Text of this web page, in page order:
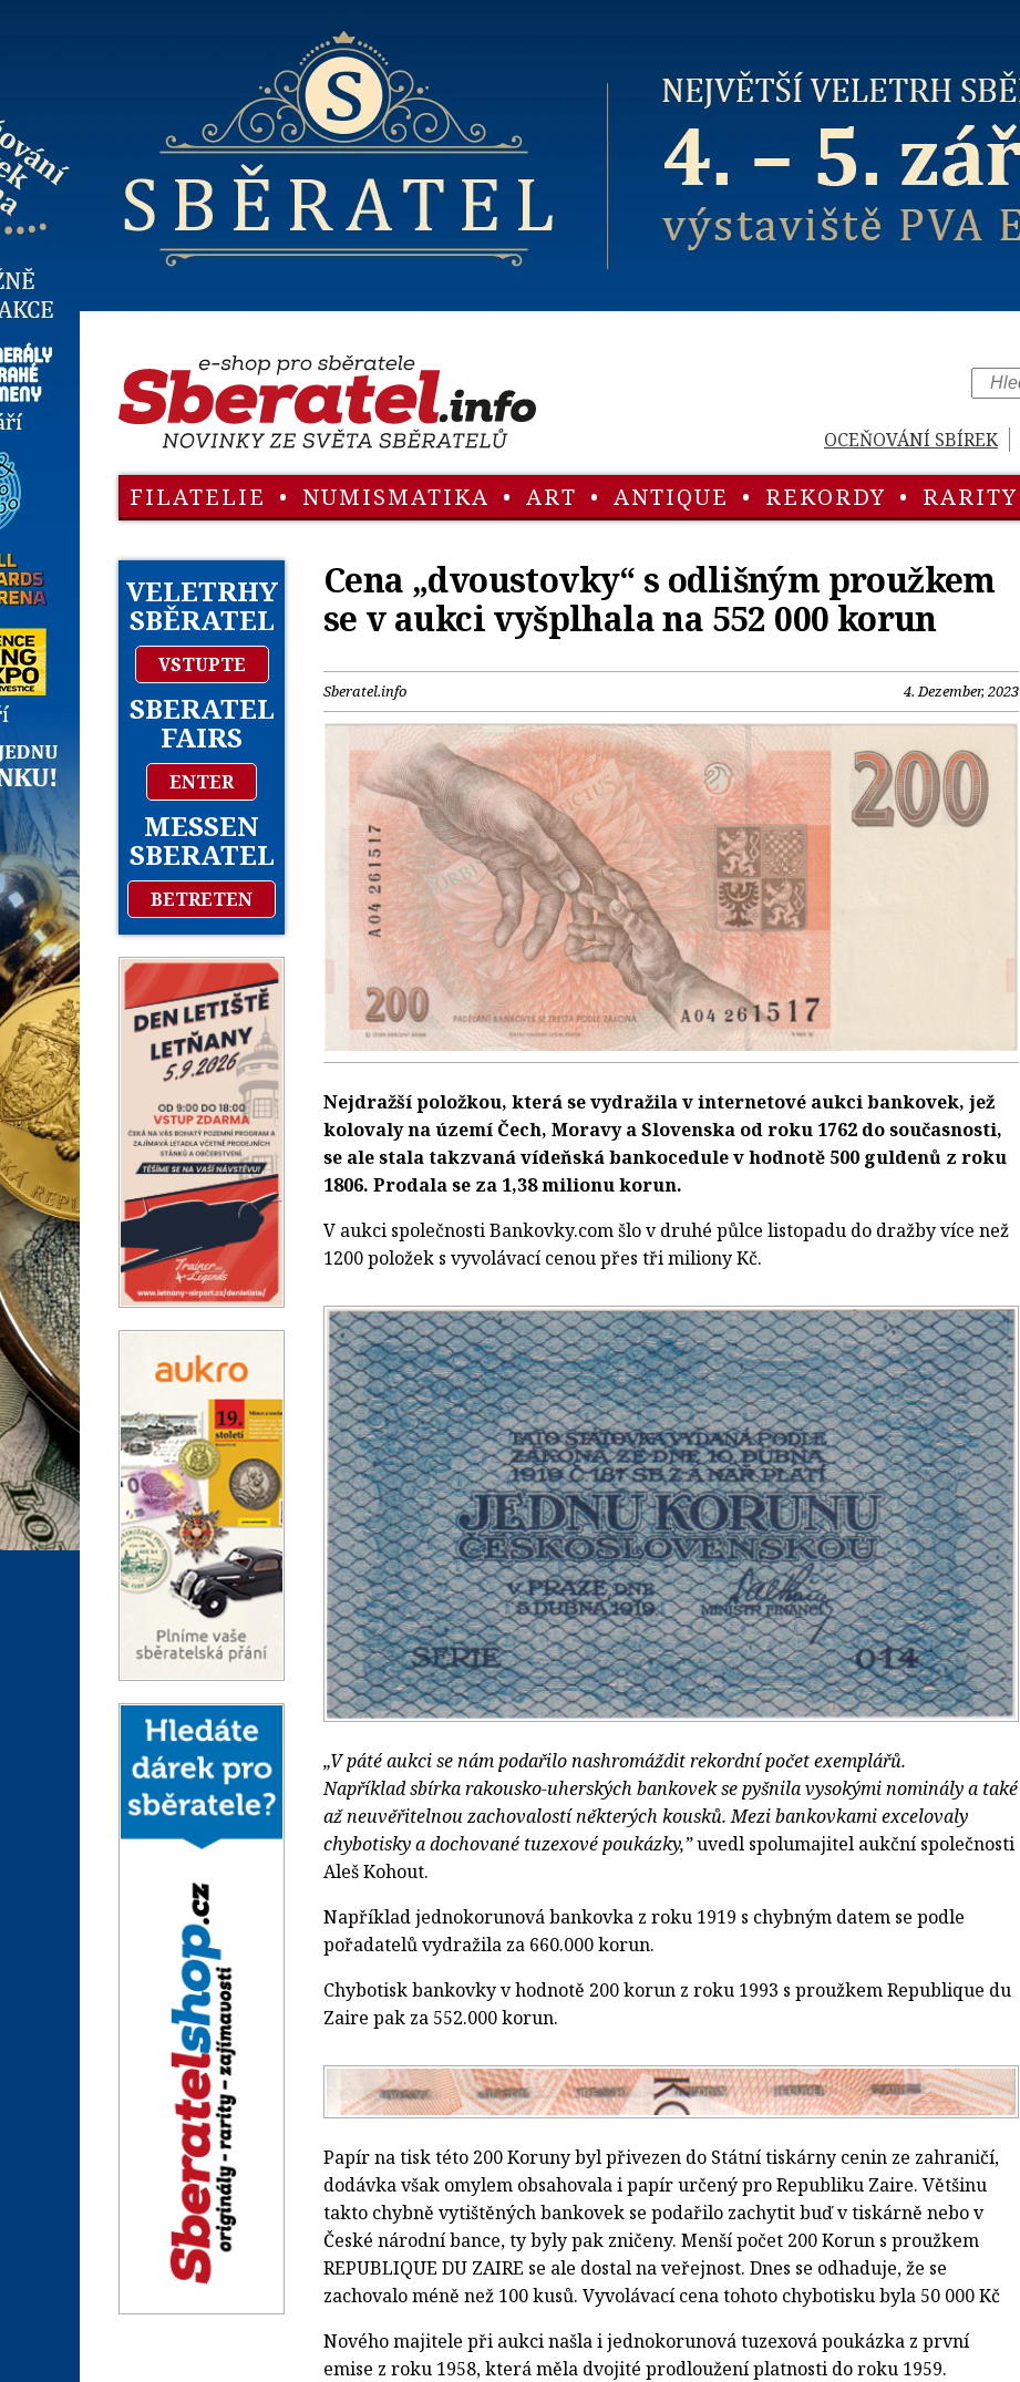
OCEŇOVÁNÍ SBÍREK
FILATELIE • NUMISMATIKA • ART • ANTIQUE • REKORDY • RARITY
VELETRHY
SBĚRATEL
VSTUPTE
SBERATEL
FAIRS
ENTER
MESSEN
SBERATEL
BETRETEN
Cena „dvoustovky“ s odlišným proužkem
se v aukci vyšplhala na 552 000 korun
Sberatel.info 4. Dezember, 2023
Nejdražší položkou, která se vydražila v internetové aukci bankovek, jež
kolovaly na území Čech, Moravy a Slovenska od roku 1762 do současnosti,
se ale stala takzvaná vídeňská bankocedule v hodnotě 500 guldenů z roku
1806. Prodala se za 1,38 milionu korun.
V aukci společnosti Bankovky.com šlo v druhé půlce listopadu do dražby více než
1200 položek s vyvolávací cenou přes tři miliony Kč.
„V páté aukci se nám podařilo nashromáždit rekordní počet exemplářů.
Například sbírka rakousko-uherských bankovek se pyšnila vysokými nominály a také
až neuvěřitelnou zachovalostí některých kousků. Mezi bankovkami excelovaly
chybotisky a dochované tuzexové poukázky,”uvedl spolumajitel aukční společnosti
Aleš Kohout.
Například jednokorunová bankovka z roku 1919 s chybným datem se podle
pořadatelů vydražila za 660.000 korun.
Chybotisk bankovky v hodnotě 200 korun z roku 1993 s proužkem Republique du
Zaire pak za 552.000 korun.
Papír na tisk této 200 Koruny byl přivezen do Státní tiskárny cenin ze zahraničí,
dodávka však omylem obsahovala i papír určený pro Republiku Zaire. Většinu
takto chybně vytištěných bankovek se podařilo zachytit buď v tiskárně nebo v
České národní bance, ty byly pak zničeny. Menší počet 200 Korun s proužkem
REPUBLIQUE DU ZAIRE se ale dostal na veřejnost. Dnes se odhaduje, že se
zachovalo méně než 100 kusů. Vyvolávací cena tohoto chybotisku byla 50 000 Kč
Nového majitele při aukci našla i jednokorunová tuzexová poukázka z první
emise z roku 1958, která měla dvojité prodloužení platnosti do roku 1959.